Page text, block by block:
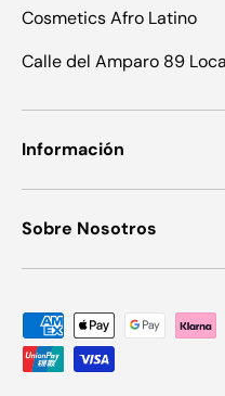
Cosmetics Afro Latino
Calle del Amparo 89
Información
Sobre Nosotros
Formas de pago